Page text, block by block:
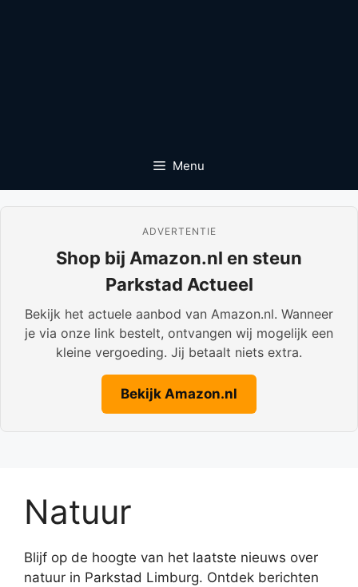
Menu
ADVERTENTIE
Shop bij Amazon.nl en steun
Parkstad Actueel
Bekijk het actuele aanbod van Amazon.nl. Wanneer
je via onze link bestelt, ontvangen wij mogelijk een
kleine vergoeding. Jij betaalt niets extra.
Bekijk Amazon.nl
Natuur
Blijf op de hoogte van het laatste nieuws over
natuur in Parkstad Limburg. Ontdek berichten